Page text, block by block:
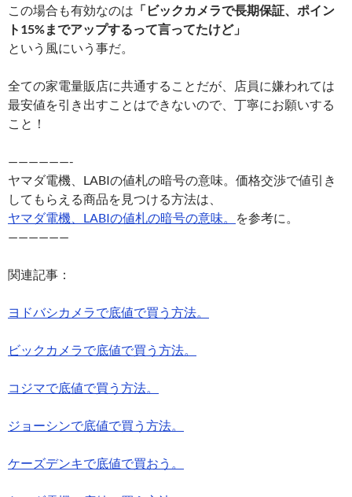
この場合も有効なのは 「ビックカメラで長期保証、ポイン
ト15%までアップするって言ってたけど」
という風にいう事だ。
全ての家電量販店に共通することだが、店員に嫌われては
最安値を引き出すことはできないので、丁寧にお願いする
こと！
——————-
ヤマダ電機、LABIの値札の暗号の意味。価格交渉で値引き
してもらえる商品を見つける方法は、
ヤマダ電機、LABIの値札の暗号の意味。
を参考に。
——————
関連記事：
ヨドバシカメラで底値で買う方法。
ビックカメラで底値で買う方法。
コジマで底値で買う方法。
ジョーシンで底値で買う方法。
ケーズデンキで底値で買おう。